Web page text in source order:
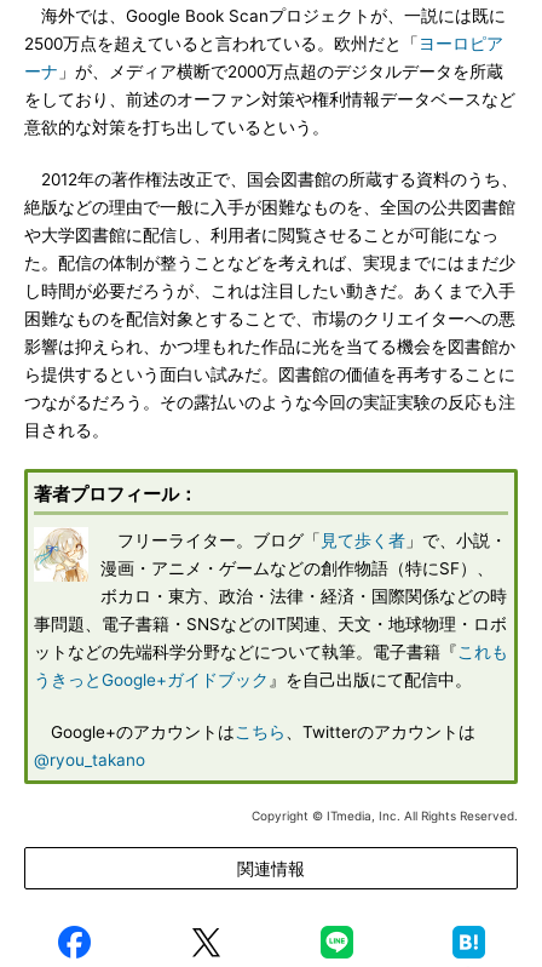
海外では、Google Book Scanプロジェクトが、一説には既に
2500万点を超えていると言われている。欧州だと「 ヨーロピア
ーナ 」が、メディア横断で2000万点超のデジタルデータを所蔵
をしており、前述のオーファン対策や権利情報データベースなど
意欲的な対策を打ち出しているという。
2012年の著作権法改正で、国会図書館の所蔵する資料のうち、
絶版などの理由で一般に入手が困難なものを、全国の公共図書館
や大学図書館に配信し、利用者に閲覧させることが可能になっ
た。配信の体制が整うことなどを考えれば、実現までにはまだ少
し時間が必要だろうが、これは注目したい動きだ。あくまで入手
困難なものを配信対象とすることで、市場のクリエイターへの悪
影響は抑えられ、かつ埋もれた作品に光を当てる機会を図書館か
ら提供するという面白い試みだ。図書館の価値を再考することに
つながるだろう。その露払いのような今回の実証実験の反応も注
目される。
著者プロフィール：
フリーライター。ブログ「 見て歩く者 」で、小説・
漫画・アニメ・ゲームなどの創作物語（特にSF）、
ボカロ・東方、政治・法律・経済・国際関係などの時
事問題、電子書籍・SNSなどのIT関連、天文・地球物理・ロボ
ットなどの先端科学分野などについて執筆。電子書籍『これも
うきっとGoogle+ガイドブック 』を自己出版にて配信中。
Google+のアカウントはこちら
、Twitterのアカウントは
@ryou_takano
Copyright © ITmedia, Inc. All Rights Reserved.
関連情報